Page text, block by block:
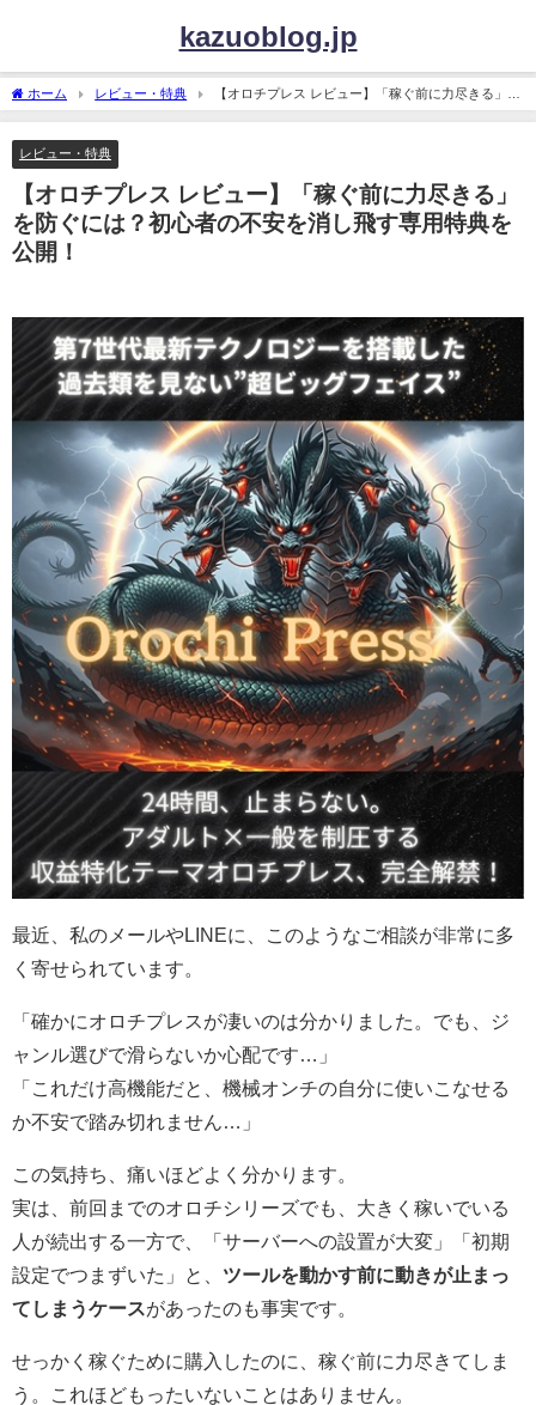
kazuoblog.jp
ホーム レビュー・特典
【オロチプレス レビュー】「稼ぐ前に力尽きる」を
防ぐには？初心者の不安を消し飛す専用特典を公開！
レビュー・特典
【オロチプレス レビュー】「稼ぐ前に力尽きる」
を防ぐには？初心者の不安を消し飛す専用特典を
公開！
最近、私のメールやLINEに、このようなご相談が非常に多
く寄せられています。
「確かにオロチプレスが凄いのは分かりました。でも、ジ
ャンル選びで滑らないか心配です…」
「これだけ高機能だと、機械オンチの自分に使いこなせる
か不安で踏み切れません…」
この気持ち、痛いほどよく分かります。
実は、前回までのオロチシリーズでも、大きく稼いでいる
人が続出する一方で、「サーバーへの設置が大変」「初期
設定でつまずいた」と、 ツールを動かす前に動きが止まっ
てしまうケースがあったのも事実です。
せっかく稼ぐために購入したのに、稼ぐ前に力尽きてしま
う。これほどもったいないことはありません。